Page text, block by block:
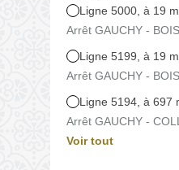
Ligne 5000, à 19 m
Arrêt GAUCHY -
Ligne 5199, à 19 m
Arrêt GAUCHY -
Ligne 5194, à 697
Arrêt GAUCHY -
Voir tout